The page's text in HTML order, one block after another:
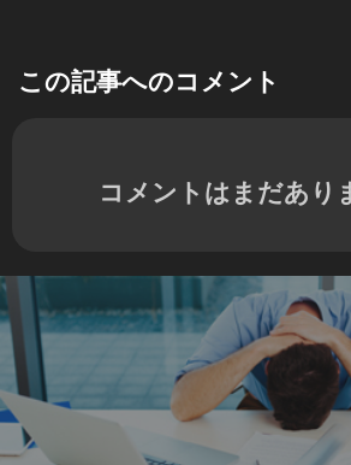
この記事へのコメント
コメントはまだあり